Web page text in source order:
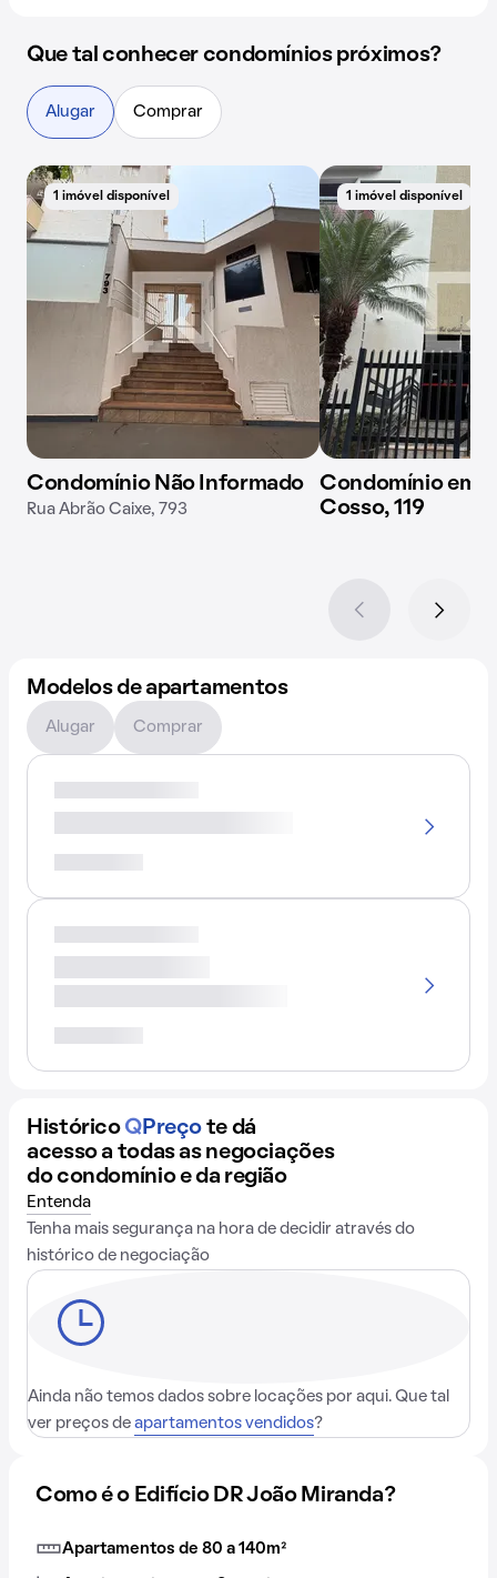
Que tal conhecer condomínios próximos?
Alugar Comprar
1 imóvel disponível
Condomínio Não Informado
Rua Abrão Caixe, 793
1 imóvel disponível
Condomínio em
Cosso, 119
Modelos de apartamentos
Alugar Comprar
Histórico QPreço te dá
acesso a todas as negociações
do condomínio e da região
Entenda
Tenha mais segurança na hora de decidir através do
histórico de negociação
Ainda não temos dados sobre locações por aqui. Que tal
ver preços de apartamentos vendidos?
Como é o Edifício DR João Miranda?
Apartamentos de 80 a 140m²